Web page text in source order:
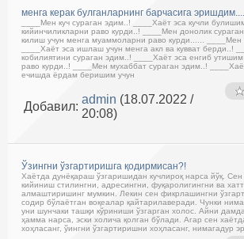
менга керак булганларнинг барчасига
____Мен куч сураган эдим..! ____Хаёт эса кучли
кийинчиликларни раво курди..! ____Мен донолик
килиш учун менга муаммоларни раво курди...... ____Мен
____Хаёт эса ишлаш учун менга акл ва кувват берди..!
кобилиятини сураган эдим..! ____Хаёт эса енгиб утишим
раво курди..! ____Мен мухаббат сураган эдим..!
ечишда ёрдам беришим учун
Добавил:
admin (18.07.2022 /
20:08)
Ўзингни ўзгартиришга қодирмисан?!
Хаётда дунёқараш ўзгаришидан кучлироқ нарса йўқ. Сен
кийиниш стилингни, адресингни, фуқаролигингни ва
алмаштиришинг мумкин. Лекин сен фикрлашингни
содир бўлаётган воқеалар қайтарилаверади. Чунки
уни шунчаки ташқи кўриниши ўзгарган холос. Айни
ҳамма нарса, эски холича қолган бўлади. Агар сен
хоҳласанг, ўингни ўзгартиришни хоҳласанг, нимагадур